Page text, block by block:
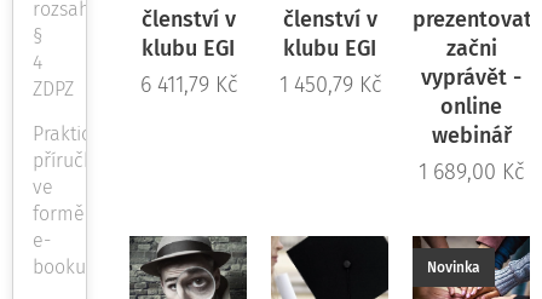
rozsahu
§
4
ZDPZ
Praktické
příručky
ve
formě
e-
booku
členství v
klubu EGI
6 411,79Kč
členství v
klubu EGI
1 450,79Kč
prezentovat
začni
vyprávět -
online
webinář
1 689,00 Kč
Novinka